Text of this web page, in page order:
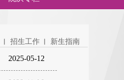
招生工作 新生指南
2025-05-12